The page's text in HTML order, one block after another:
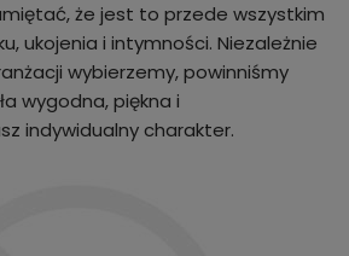
że jest to przede wszystkim
ukojenia i intymności. Niezależnie
wybierzemy, powinniśmy
wygodna, piękna i
indywidualny charakter.